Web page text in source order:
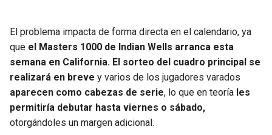
El problema impacta de forma directa en el calendario, ya
que el Masters 1000 de Indian Wells arranca esta
semana en California. El sorteo del cuadro principal se
realizará en breve y varios de los jugadores varados
aparecen como cabezas de serie, lo que en teoría les
permitiría debutar hasta viernes o sábado,
otorgándoles un margen adicional.